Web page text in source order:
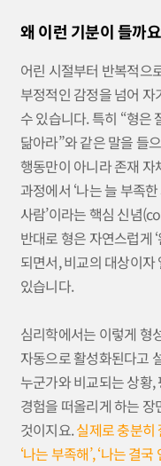
왜 이런 기분이 들까
어린 시절부터 반복적으
부정적인 감정을 넘어
수 있습니다. 특히 “형은
닮아라”와 같은 말을 들
행동만이 아니라 존재
과정에서 ‘나는 늘 부족
사람’이라는 핵심 신념
반대로 형은 자연스럽게
되면서, 비교의 대상이
있습니다.
심리학에서는 이렇게 형
자동으로 활성화된다고
누군가와 비교되는 상황,
경험을 떠올리게 하는
것이지요.실제로 충분히
‘나는 부족해’, ‘나는 결